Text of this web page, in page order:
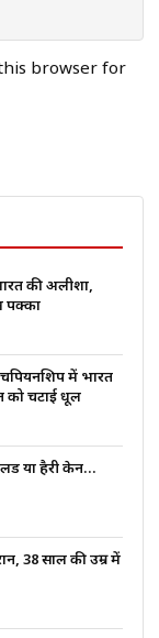
browser for
की अलीशा,
पक्का
में भारत
को चटाई धूल
या हैरी केन…
38 साल की उम्र में